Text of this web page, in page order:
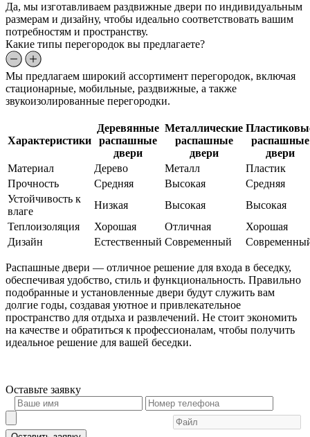
Да, мы изготавливаем раздвижные двери по индивидуальным
размерам и дизайну, чтобы идеально соответствовать вашим
потребностям и пространству.
Какие типы перегородок вы предлагаете?
Мы предлагаем широкий ассортимент перегородок, включая
стационарные, мобильные, раздвижные, а также
звукоизолированные перегородки.
Характеристики
Деревянные
распашные
двери
Металлические
распашные
двери
распашные
двери
Материал
Дерево Металл
Пластик
Прочность
Средняя Высокая
Средняя
Устойчивость к
влаге
Низкая Высокая
Высокая
Теплоизоляция
Хорошая Отличная
Хорошая
Дизайн
Естественный Современный
Распашные двери — отличное решение для входа в беседку,
обеспечивая удобство, стиль и функциональность. Правильно
подобранные и установленные двери будут служить вам
долгие годы, создавая уютное и привлекательное
пространство для отдыха и развлечений. Не стоит экономить
на качестве и обратиться к профессионалам, чтобы получить
идеальное решение для вашей беседки.
Оставьте заявку